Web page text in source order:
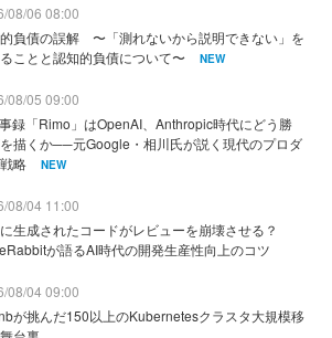
08/06 08:00
負債の誤解 〜「測れないから説明できない」を
ことと認知的負債について〜
NEW
08/05 09:00
録「Rimo」はOpenAI、Anthropic時代にどう勝
描くか──元Google・相川氏が説く現代のプロダ
略
NEW
08/04 11:00
生成されたコードがレビューを崩壊させる？
が語るAI時代の開発生産性向上のコツ
08/04 09:00
が挑んだ150以上のKubernetesクラスタ大規模移